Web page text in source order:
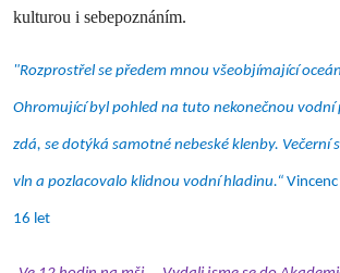
kulturou i sebepoznáním.
"Rozprostřel se předem mnou všeobjímající
Ohromující byl pohled na tuto nekonečnou vodní
zdá, se dotýká samotné nebeské klenby. Večerní
vln a pozlacovalo klidnou vodní hladinu.“
16 let